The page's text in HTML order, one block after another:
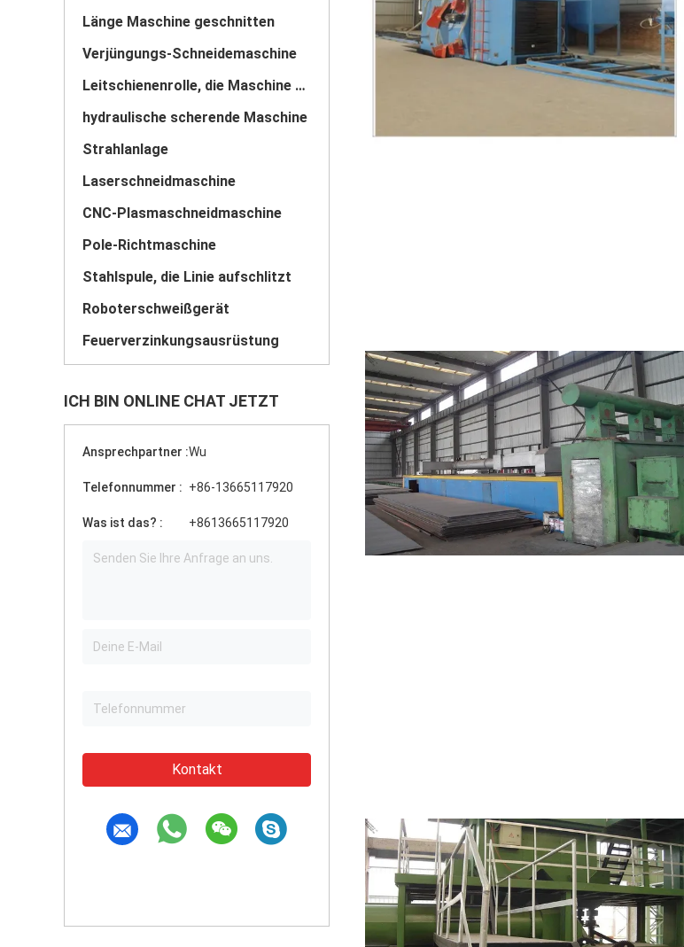
Länge Maschine geschnitten
Verjüngungs-Schneidemaschine
Leitschienenrolle, die Maschine bildet
hydraulische scherende Maschine
Strahlanlage
Laserschneidmaschine
CNC-Plasmaschneidmaschine
Pole-Richtmaschine
Stahlspule, die Linie aufschlitzt
Roboterschweißgerät
Feuerverzinkungsausrüstung
ICH BIN ONLINE CHAT JETZT
Ansprechpartner :Wu
Telefonnummer : +86-13665117920
Was ist das? : +8613665117920
Kontakt